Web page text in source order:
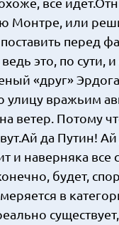
или
перед
это, по сути,
«друг»
улицу вражьим
ветер. Потому
да Путин!
и наверняка все
будет,
в